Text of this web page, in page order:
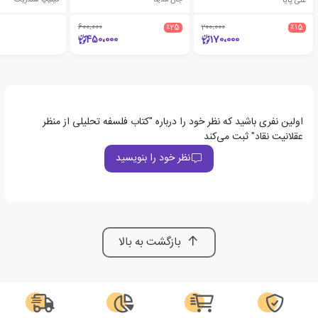
٪15 200،000
170،000
٪25 600،000
450،000
اولین نفری باشید که نظر خود را درباره "کتاب فلسفه تحلیلی از منظر
عقلانیت نقاد" ثبت می‌کند
نظر خود را بنویسید
بازگشت به بالا